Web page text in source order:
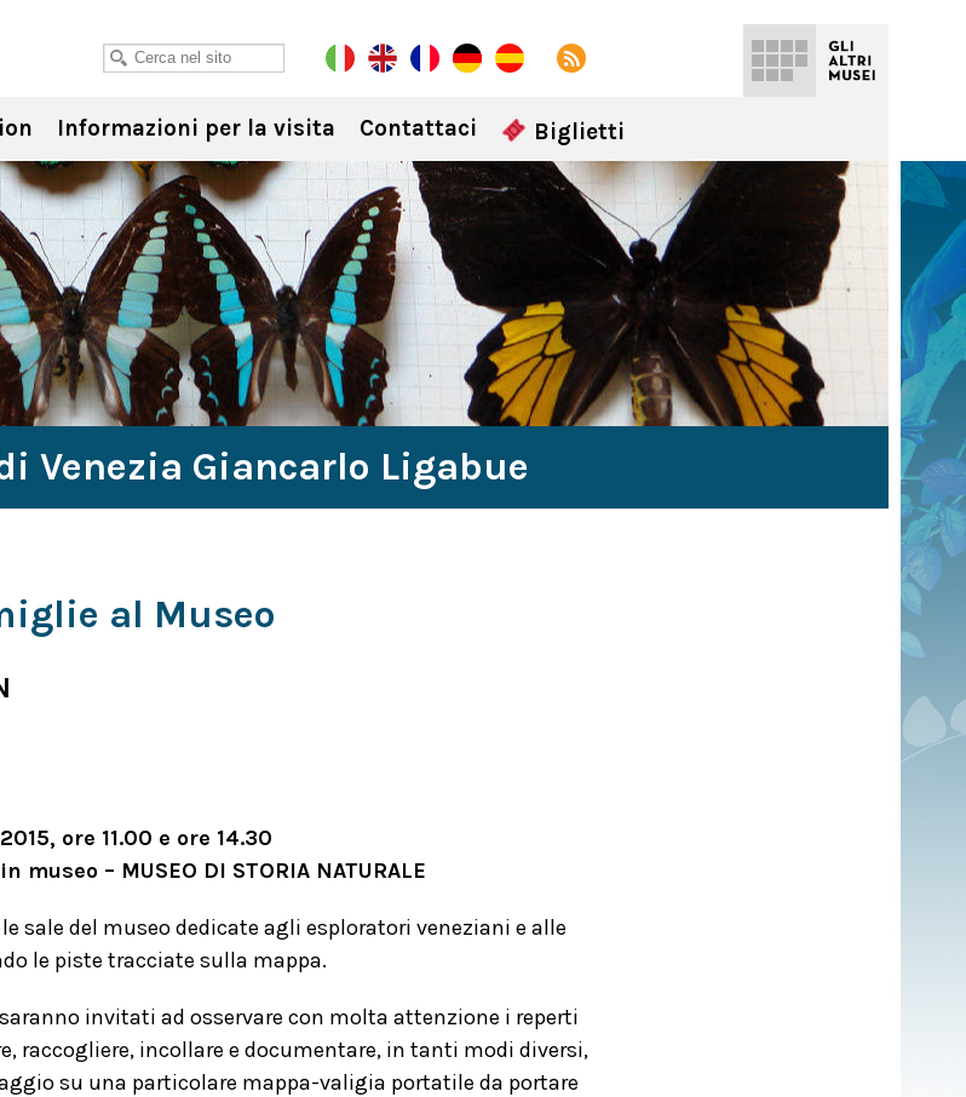
Informazioni per la visita Contattaci Biglietti
Venezia Giancarlo Ligabue
al Museo
2015, ore 11.00 e ore 14.30
– MUSEO DI STORIA NATURALE
sale del museo dedicate agli esploratori veneziani e alle
le piste tracciate sulla mappa.
invitati ad osservare con molta attenzione i reperti
raccogliere, incollare e documentare, in tanti modi diversi,
su una particolare mappa-valigia portatile da portare